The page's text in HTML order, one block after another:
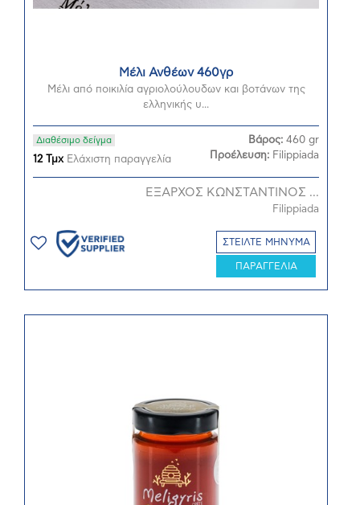
Μέλι Ανθέων 460γρ
Μέλι από ποικιλία αγριολούλουδων και βοτάνων της
ελληνικής υ...
Διαθέσιμο δείγμα
12 ΤμχΕλάχιστη παραγγελία
Βάρος: 460 gr
Προέλευση: Filippiada
ΕΞΑΡΧΟΣ ΚΩΝΣΤΑΝΤΙΝΟΣ ...
Filippiada
ΣΤΕΙΛΤΕ ΜΗΝΥΜΑ
ΠΑΡΑΓΓΕΛΙΑ